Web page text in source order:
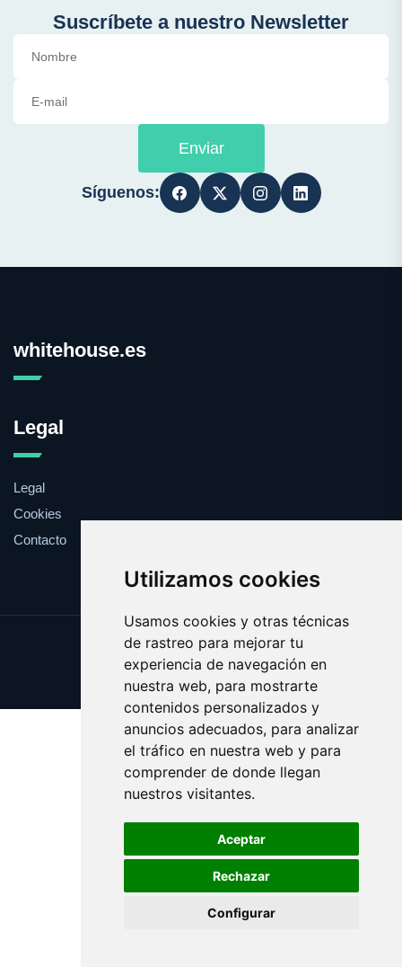
Utilizamos cookies
Usamos cookies y otras técnicas
de rastreo para mejorar tu
experiencia de navegación en
nuestra web, para mostrarte
contenidos personalizados y
anuncios adecuados, para analizar
el tráfico en nuestra web y para
comprender de donde llegan
nuestros visitantes.
Aceptar
Rechazar
Configurar
Suscríbete a nuestro Newsletter
Enviar
Síguenos:
whitehouse.es
Legal
Legal
Cookies
Contacto
Update cookies preferences
Copyright © 2025 whitehouse.es